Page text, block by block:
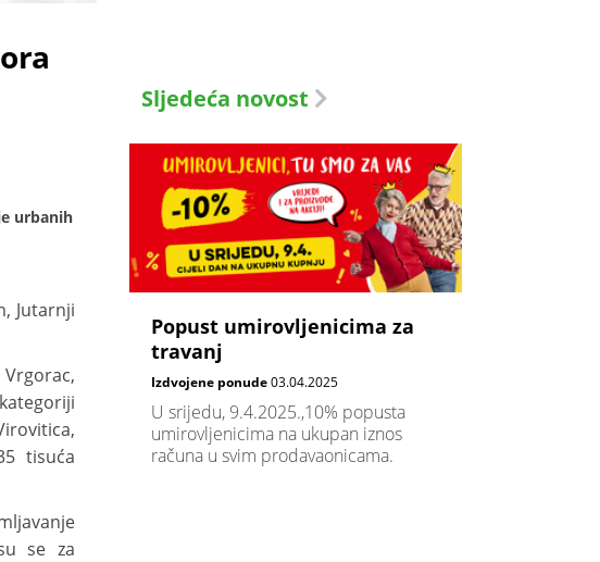
urbanih
Jutarnji
tisuća
se za
Sljedeća novost
Popust umirovljenicima za
travanj
Izdvojene ponude03.04.2025
U srijedu, 9.4.2025.,10% popusta
umirovljenicima na ukupan iznos
računa u svim prodavaonicama.